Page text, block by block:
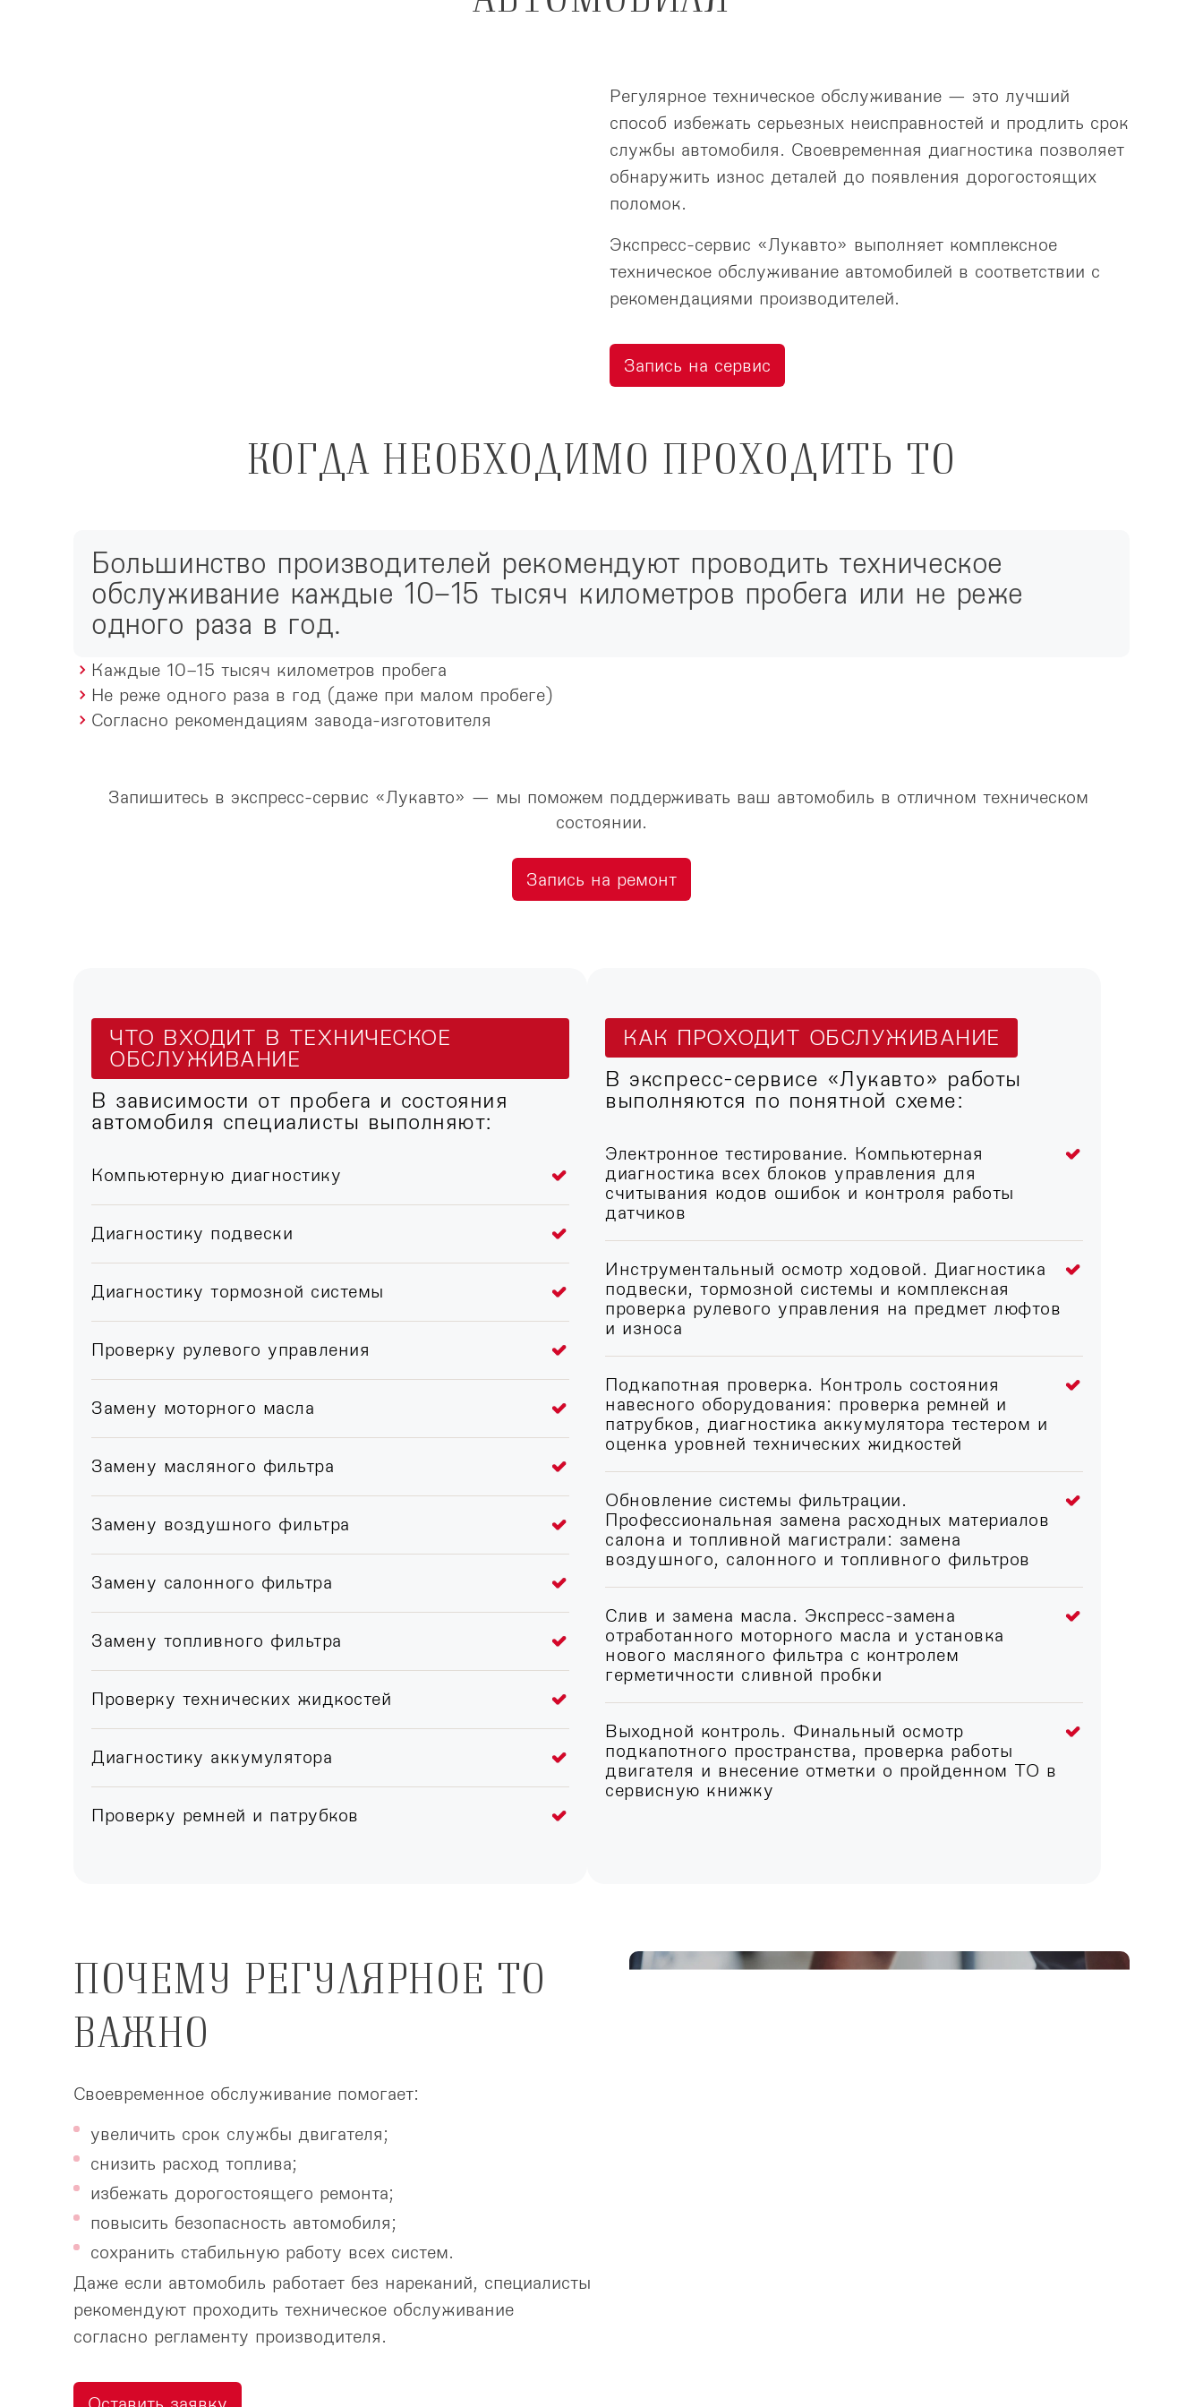
Регулярное техническое обслуживание — это лучший
способ избежать серьезных неисправностей и продлить срок
службы автомобиля. Своевременная диагностика позволяет
обнаружить износ деталей до появления дорогостоящих
поломок.
Экспресс-сервис «Лукавто» выполняет комплексное
техническое обслуживание автомобилей в соответствии с
рекомендациями производителей.
Запись на сервис
КОГДА НЕОБХОДИМО ПРОХОДИТЬ ТО
Большинство производителей рекомендуют проводить техническое
обслуживание каждые 10–15 тысяч километров пробега или не реже
одного раза в год.
Каждые 10–15 тысяч километров пробега
Не реже одного раза в год (даже при малом пробеге)
Согласно рекомендациям завода-изготовителя
Запишитесь в экспресс-сервис «Лукавто» — мы поможем поддерживать ваш автомобиль в отличном техническом
состоянии.
Запись на ремонт
ЧТО ВХОДИТ В ТЕХНИЧЕСКОЕ
ОБСЛУЖИВАНИЕ
В зависимости от пробега и состояния
автомобиля специалисты выполняют:
Компьютерную диагностику
Диагностику подвески
Диагностику тормозной системы
Проверку рулевого управления
Замену моторного масла
Замену масляного фильтра
Замену воздушного фильтра
Замену салонного фильтра
Замену топливного фильтра
Проверку технических жидкостей
Диагностику аккумулятора
Проверку ремней и патрубков
КАК ПРОХОДИТ ОБСЛУЖИВАНИЕ
В экспресс-сервисе «Лукавто» работы
выполняются по понятной схеме:
Электронное тестирование. Компьютерная
диагностика всех блоков управления для
считывания кодов ошибок и контроля работы
датчиков
Инструментальный осмотр ходовой. Диагностика
подвески, тормозной системы и комплексная
проверка рулевого управления на предмет люфтов
и износа
Подкапотная проверка. Контроль состояния
навесного оборудования: проверка ремней и
патрубков, диагностика аккумулятора тестером и
оценка уровней технических жидкостей
Обновление системы фильтрации.
Профессиональная замена расходных материалов
салона и топливной магистрали: замена
воздушного, салонного и топливного фильтров
Слив и замена масла. Экспресс-замена
отработанного моторного масла и установка
нового масляного фильтра с контролем
герметичности сливной пробки
Выходной контроль. Финальный осмотр
подкапотного пространства, проверка работы
двигателя и внесение отметки о пройденном ТО в
сервисную книжку
ПОЧЕМУ РЕГУЛЯРНОЕ ТО
ВАЖНО
Своевременное обслуживание помогает:
увеличить срок службы двигателя;
снизить расход топлива;
избежать дорогостоящего ремонта;
повысить безопасность автомобиля;
сохранить стабильную работу всех систем.
Даже если автомобиль работает без нареканий, специалисты
рекомендуют проходить техническое обслуживание
согласно регламенту производителя.